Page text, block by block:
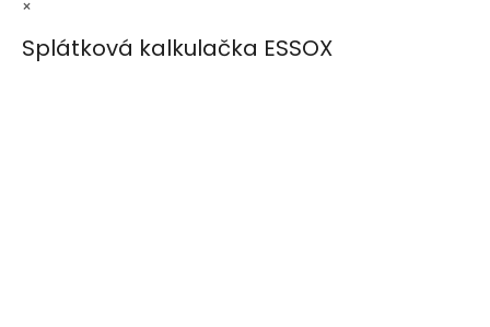
×
Splátková kalkulačka ESSOX